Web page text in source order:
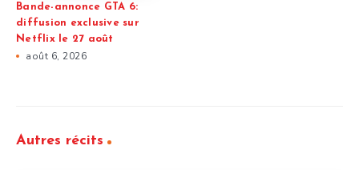
Bande-annonce GTA 6:
diffusion exclusive sur
Netflix le 27 août
août 6, 2026
Autres récits